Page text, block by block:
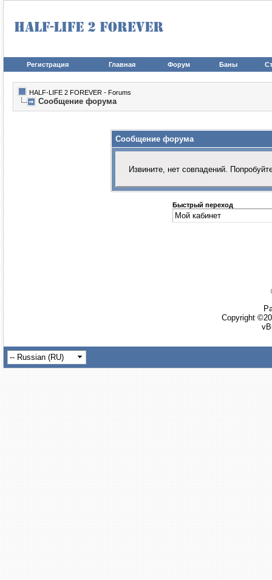
Регистрация Главная Форум Баны
HALF-LIFE 2 FOREVER - Forums
Сообщение форума
Сообщение форума
Извините, нет совпадений.
Быстрый переход
Copyright